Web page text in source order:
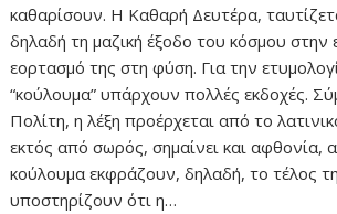
καθαρίσουν. Η Καθαρή Δευτέρα,
δηλαδή τη μαζική έξοδο του κόσμου στην
εορτασμό της στη φύση. Για την
“κούλουμα” υπάρχουν πολλές εκδοχές.
Πολίτη, η λέξη προέρχεται από το
εκτός από σωρός, σημαίνει και αφθονία,
κούλουμα εκφράζουν, δηλαδή, το τέλος
υποστηρίζουν ότι η…